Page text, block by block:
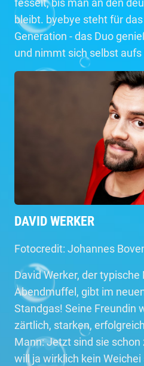
fesselt, bis man an den
bleibt. byebye steht für
Generation - das Duo
und nimmt sich selbst aufs
DAVID WERKER
Fotocredit: Johannes
David Werker, der
Abendmuffel, gibt im
Standgas! Seine Freundin
zärtlich, starken,
Mann: Jetzt sind sie schon
will ja wirklich kein